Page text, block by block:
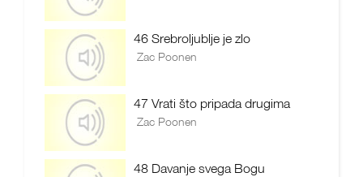
46 Srebroljublje je zlo
Zac Poonen
47 Vrati što pripada drugima
Zac Poonen
48 Davanje svega Bogu